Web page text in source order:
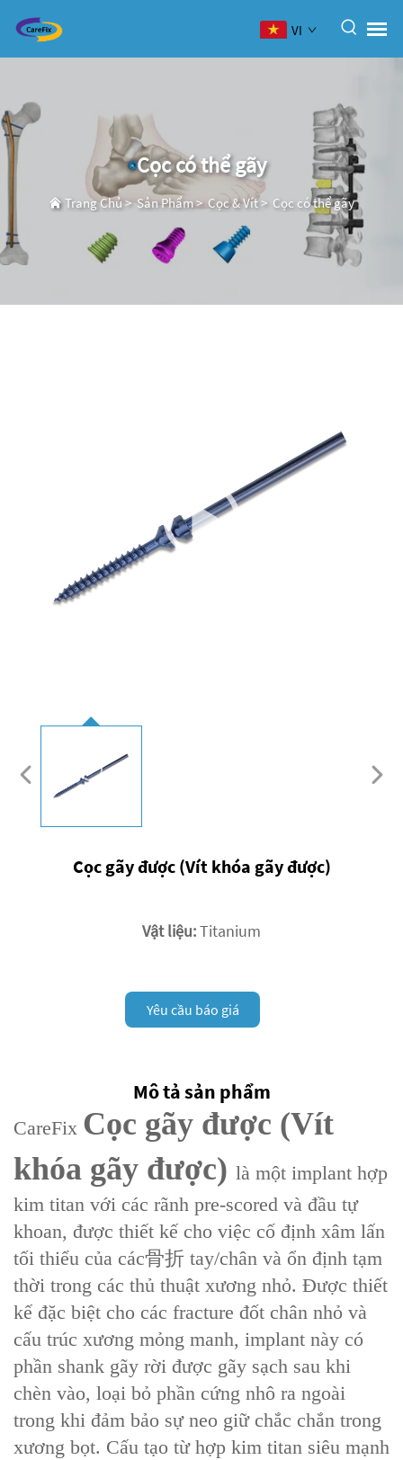
VI
Cọc có thể gãy
Trang Chủ >Sản Phẩm> Cọc & Vít> Cọc có thể gãy
Cọc gãy được (Vít khóa gãy được)
Vật liệu:Titanium
Yêu cầu báo giá
Mô tả sản phẩm
CareFix Cọc gãy được (Vít
khóa gãy được) là một implant hợp
kim titan với các rãnh pre-scored và đầu tự
khoan, được thiết kế cho việc cố định xâm lấn
tối thiểu của các骨折 tay/chân và ổn định tạm
thời trong các thủ thuật xương nhỏ. Được thiết
kế đặc biệt cho các fracture đốt chân nhỏ và
cấu trúc xương mỏng manh, implant này có
phần shank gãy rời được gãy sạch sau khi
chèn vào, loại bỏ phần cứng nhô ra ngoài
trong khi đảm bảo sự neo giữ chắc chắn trong
xương bọt. Cấu tạo từ hợp kim titan siêu mạnh